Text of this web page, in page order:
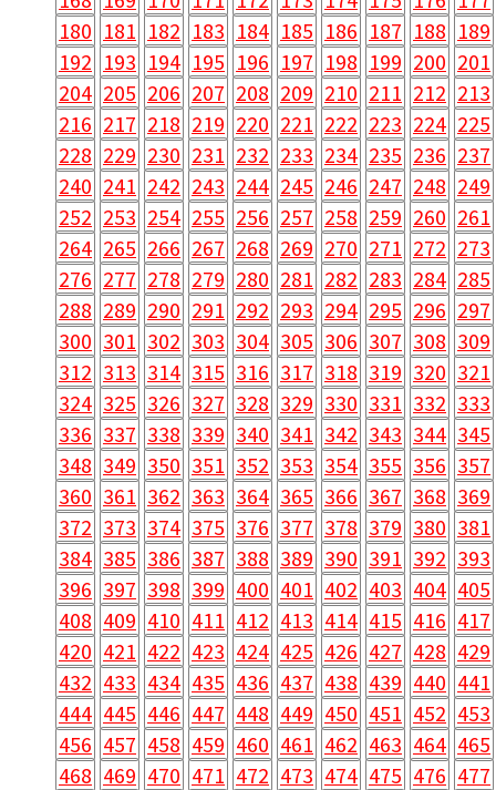
180 181 182 183 184 185 186 187 188 189
192 193 194 195 196 197 198 199 200 201
204 205 206 207 208 209 210 211 212 213
216 217 218 219 220 221 222 223 224 225
228 229 230 231 232 233 234 235 236 237
240 241 242 243 244 245 246 247 248 249
252 253 254 255 256 257 258 259 260 261
264 265 266 267 268 269 270 271 272 273
276 277 278 279 280 281 282 283 284 285
288 289 290 291 292 293 294 295 296 297
300 301 302 303 304 305 306 307 308 309
312 313 314 315 316 317 318 319 320 321
324 325 326 327 328 329 330 331 332 333
336 337 338 339 340 341 342 343 344 345
348 349 350 351 352 353 354 355 356 357
360 361 362 363 364 365 366 367 368 369
372 373 374 375 376 377 378 379 380 381
384 385 386 387 388 389 390 391 392 393
396 397 398 399 400 401 402 403 404 405
408 409 410 411 412 413 414 415 416 417
420 421 422 423 424 425 426 427 428 429
432 433 434 435 436 437 438 439 440 441
444 445 446 447 448 449 450 451 452 453
456 457 458 459 460 461 462 463 464 465
468 469 470 471 472 473 474 475 476 477